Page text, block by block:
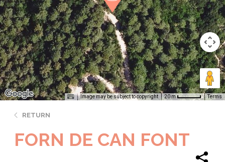
Image may be subject to copyright 20 m Terms
RETURN
FORN DE CAN FONT